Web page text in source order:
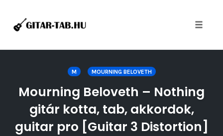
M MOURNING BELOVETH
Mourning Beloveth – Nothing
gitár kotta, tab, akkordok,
guitar pro [Guitar 3 Distortion]